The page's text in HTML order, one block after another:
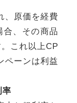
、原価を経費
合、その商品
これ以上CP
ペーンは利益
率